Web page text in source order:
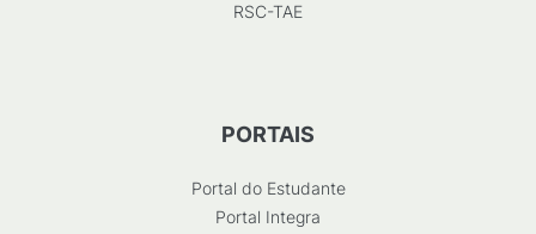
RSC-TAE
PORTAIS
Portal do Estudante
Portal Integra